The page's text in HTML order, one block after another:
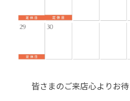
皆さまのご来店心よりお